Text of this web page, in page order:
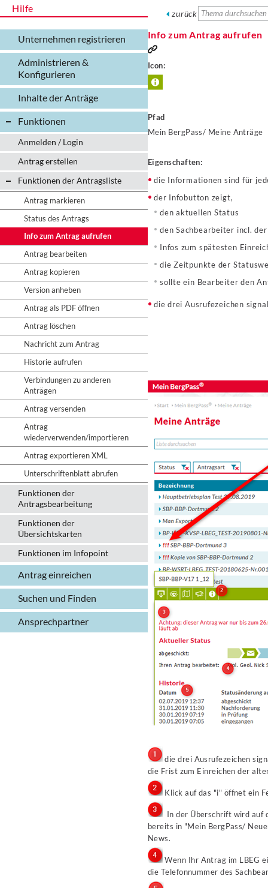
Hilfe
Unternehmen registrieren
Administrieren &
Konfigurieren
Inhalte der Anträge
Funktionen
Anmelden / Login
Antrag erstellen
Funktionen der Antragsliste
Antrag markieren
Status des Antrags
Info zum Antrag aufrufen
Antrag bearbeiten
Antrag kopieren
Version anheben
Antrag als PDF öffnen
Antrag löschen
Nachricht zum Antrag
Historie aufrufen
Verbindungen zu anderen
Anträgen
Antrag versenden
Antrag
wiederverwenden/importieren
Antrag exportieren XML
Unterschriftenblatt abrufen
Funktionen der
Antragsbearbeitung
Funktionen der
Übersichtskarten
Funktionen im Infopoint
Antrag einreichen
Suchen und Finden
Ansprechpartner
zurück
Info zum Antrag aufrufen
Icon:
Pfad
Mein BergPass/ Meine Anträge
Eigenschaften:
die Informationen sind für
der Infobutton zeigt,
den aktuellen Status
den Sachbearbeiter incl.
Infos zum spätesten
die Zeitpunkte der
sollte ein Bearbeiter den
die drei Ausrufezeichen
die drei Ausrufezeichen
die Frist zum Einreichen der
Klick auf das "i" öffnet ein
In der Überschrift wird auf
bereits in "Mein BergPass/
News.
Wenn Ihr Antrag im LBEG
die Telefonnummer des